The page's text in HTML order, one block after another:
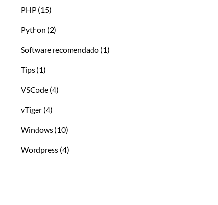
PHP (15)
Python (2)
Software recomendado (1)
Tips (1)
VSCode (4)
vTiger (4)
Windows (10)
Wordpress (4)